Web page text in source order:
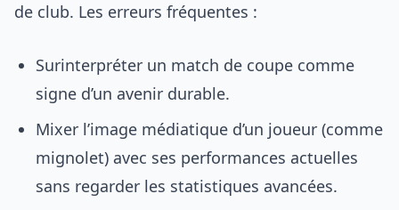
de club. Les erreurs fréquentes :
Surinterpréter un match de coupe comme
signe d’un avenir durable.
Mixer l’image médiatique d’un joueur (comme
mignolet) avec ses performances actuelles
sans regarder les statistiques avancées.